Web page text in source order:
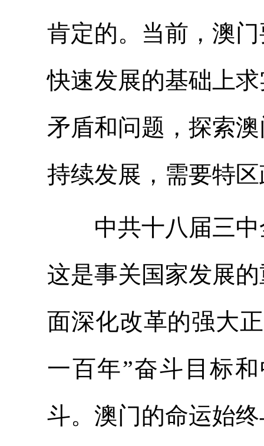
肯定的。当前，澳
快速发展的基础上
矛盾和问题，探索
持续发展，需要特
中共十八届三中
这是事关国家发展
面深化改革的强大
一百年”奋斗目标
斗。澳门的命运始